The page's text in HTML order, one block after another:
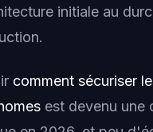
initiale au
comment sécuriser
est devenu une